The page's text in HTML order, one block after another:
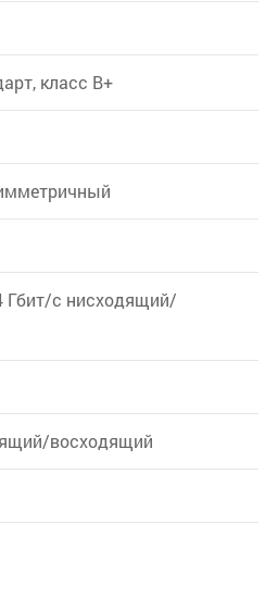
класс B+
Гбит/с нисходящий/
восходящий